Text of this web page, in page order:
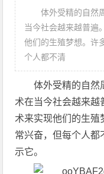
体外受精的自然周
当今社会越来越普遍
他们的生殖梦想。许
个人都不清
体外受精的自然
术在当今社会越来越
术来实现他们的生殖
常兴奋，但每个人都
示它。